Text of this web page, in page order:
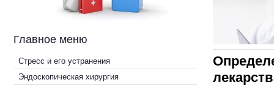
Главное меню
Стресс и его устранения
Эндоскопическая хирургия